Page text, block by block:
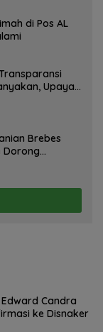
di Pos AL
Upaya
Brebes
Dorong
Candra
ke Disnaker